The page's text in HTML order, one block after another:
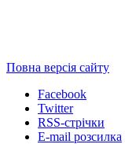
Повна версія сайту
Facebook
Twitter
RSS-стрічки
E-mail розсилка